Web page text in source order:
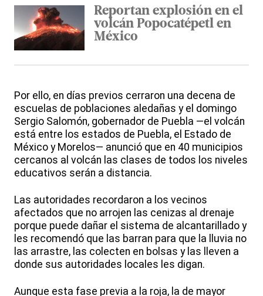
Reportan explosión en el
volcán Popocatépetl en
México
Por ello, en días previos cerraron una decena de
escuelas de poblaciones aledañas y el domingo
Sergio Salomón, gobernador de Puebla —el volcán
está entre los estados de Puebla, el Estado de
México y Morelos— anunció que en 40 municipios
cercanos al volcán las clases de todos los niveles
educativos serán a distancia.
Las autoridades recordaron a los vecinos
afectados que no arrojen las cenizas al drenaje
porque puede dañar el sistema de alcantarillado y
les recomendó que las barran para que la lluvia no
las arrastre, las colecten en bolsas y las lleven a
donde sus autoridades locales les digan.
Aunque esta fase previa a la roja, la de mayor